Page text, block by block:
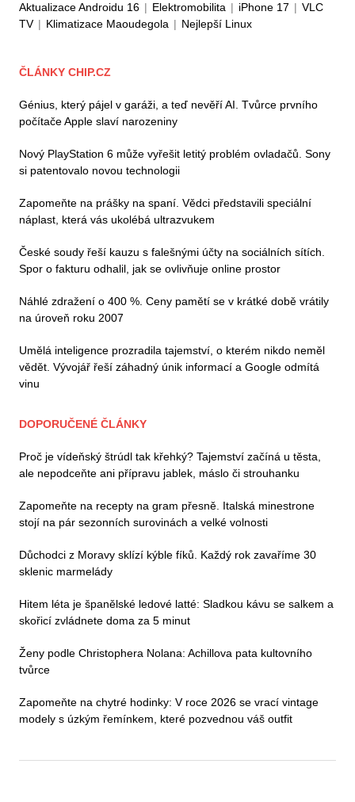
Aktualizace Androidu 16 | Elektromobilita | iPhone 17 | VLC
TV | Klimatizace Maoudegola | Nejlepší Linux
ČLÁNKY CHIP.CZ
Génius, který pájel v garáži, a teď nevěří AI. Tvůrce prvního
počítače Apple slaví narozeniny
Nový PlayStation 6 může vyřešit letitý problém ovladačů. Sony
si patentovalo novou technologii
Zapomeňte na prášky na spaní. Vědci představili speciální
náplast, která vás ukolébá ultrazvukem
České soudy řeší kauzu s falešnými účty na sociálních sítích.
Spor o fakturu odhalil, jak se ovlivňuje online prostor
Náhlé zdražení o 400 %. Ceny pamětí se v krátké době vrátily
na úroveň roku 2007
Umělá inteligence prozradila tajemství, o kterém nikdo neměl
vědět. Vývojář řeší záhadný únik informací a Google odmítá
vinu
DOPORUČENÉ ČLÁNKY
Proč je vídeňský štrúdl tak křehký? Tajemství začíná u těsta,
ale nepodceňte ani přípravu jablek, máslo či strouhanku
Zapomeňte na recepty na gram přesně. Italská minestrone
stojí na pár sezonních surovinách a velké volnosti
Důchodci z Moravy sklízí kýble fíků. Každý rok zavaříme 30
sklenic marmelády
Hitem léta je španělské ledové latté: Sladkou kávu se salkem a
skořicí zvládnete doma za 5 minut
Ženy podle Christophera Nolana: Achillova pata kultovního
tvůrce
Zapomeňte na chytré hodinky: V roce 2026 se vrací vintage
modely s úzkým řemínkem, které pozvednou váš outfit